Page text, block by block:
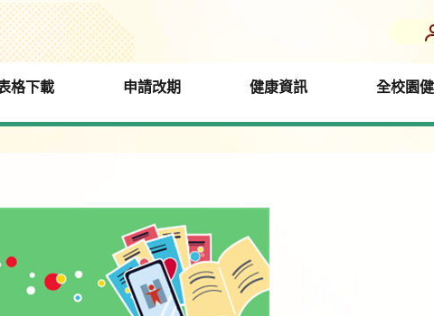
格下載 申請改期 健康資訊 全校園